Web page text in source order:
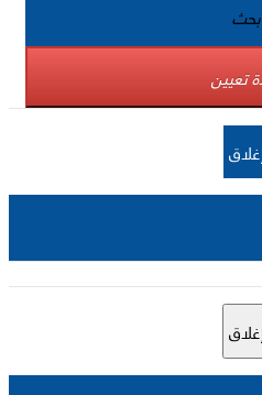
بحث
تعيين